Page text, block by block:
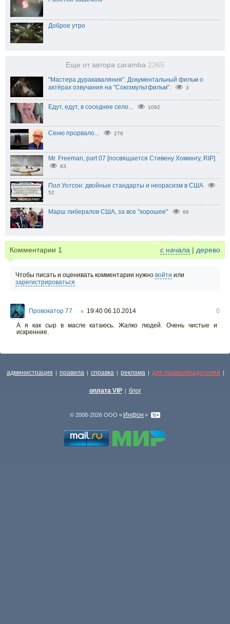
Доброе утро
Еще от автора caramba 2365
"Мастера дуракаваляния". Документальный фильм о
актёрах озвучания на "Союзмультфильм".
3
Едут, едут, в соседнее село... 1092
Сеню прорвало... 278
Mr. Freeman, part 07 [посвящается Стивену Хоккингу, RIP]
83
Пол Уотсон: двойные стандарты и неорасизм в США
52
Марш либералов США, за все "хорошее" 66
Комментарии 1 с начала | дерево
Чтобы писать и оценивать комментарии нужно войти или
зарегистрироваться
Провокатор 77 ○ 19:40 06.10.2014
0
А я как сыр в масле катаюсь. Жалко людей. Очень чистые и
искренние.
администрация | правила | справка | реклама | для правообладателей |
оплата VIP | блог
© 2008-2026 ООО « Инфон »